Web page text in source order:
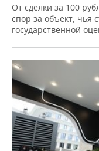
От сделки за 100
спор за объект, чья
государственной